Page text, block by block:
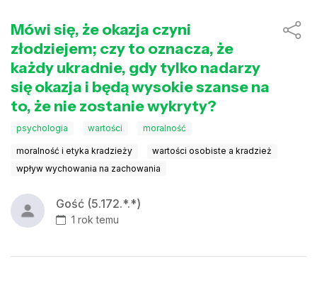
Mówi się, że okazja czyni
złodziejem; czy to oznacza, że
każdy ukradnie, gdy tylko nadarzy
się okazja i będą wysokie szanse na
to, że nie zostanie wykryty?
psychologia wartości moralność
moralność i etyka kradzieży
wartości osobiste a kradzież
wpływ wychowania na zachowania
Gość (5.172.*.*)
1 rok temu